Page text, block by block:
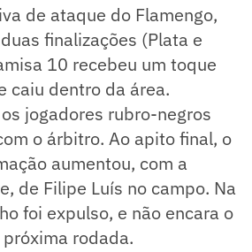
de ataque do Flamengo,
finalizações (Plata e
10 recebeu um toque
caiu dentro da área.
jogadores rubro-negros
o árbitro. Ao apito final, o
aumentou, com a
de Filipe Luís no campo. Na
foi expulso, e não encara o
rodada.